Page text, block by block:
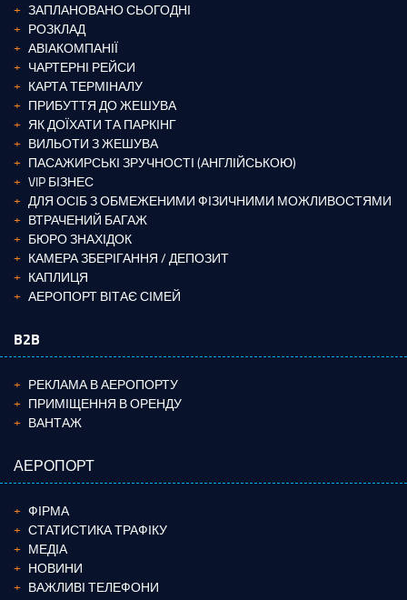
ЗАПЛАНОВАНО СЬОГОДНІ
РОЗКЛАД
АВІАКОМПАНІЇ
ЧАРТЕРНІ РЕЙСИ
КАРТА ТЕРМІНАЛУ
ПРИБУТТЯ ДО ЖЕШУВА
ЯК ДОЇХАТИ ТА ПАРКІНГ
ВИЛЬОТИ З ЖЕШУВА
ПАСАЖИРСЬКІ ЗРУЧНОСТІ (АНГЛІЙСЬКОЮ)
VIP БІЗНЕС
ДЛЯ ОСІБ З ОБМЕЖЕНИМИ ФІЗИЧНИМИ МОЖЛИВОСТЯМИ
ВТРАЧЕНИЙ БАГАЖ
БЮРО ЗНАХІДОК
КАМЕРА ЗБЕРІГАННЯ / ДЕПОЗИТ
КАПЛИЦЯ
АЕРОПОРТ ВІТАЄ СІМЕЙ
B2B
РЕКЛАМА В АЕРОПОРТУ
ПРИМІЩЕННЯ В ОРЕНДУ
ВАНТАЖ
АЕРОПОРТ
ФІРМА
СТАТИСТИКА ТРАФІКУ
МЕДІА
НОВИНИ
ВАЖЛИВІ ТЕЛЕФОНИ